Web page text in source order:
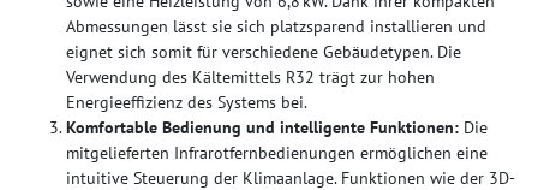
Abmessungen lässt sie sich platzsparend installieren und
eignet sich somit für verschiedene Gebäudetypen. Die
Verwendung des Kältemittels R32 trägt zur hohen
Energieeffizienz des Systems bei.
Komfortable Bedienung und intelligente Funktionen: Die
mitgelieferten Infrarotfernbedienungen ermöglichen eine
intuitive Steuerung der Klimaanlage. Funktionen wie der 3D-